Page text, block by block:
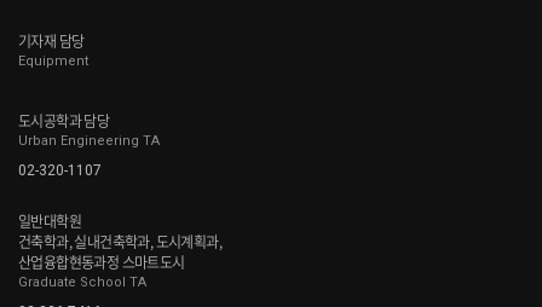
기자재 담당
Equipment
도시공학과 담당
Urban Engineering TA
02-320-1107
일반대학원
건축학과, 실내건축학과, 도시계획과,
산업융합현동과정 스마트도시
Graduate School TA